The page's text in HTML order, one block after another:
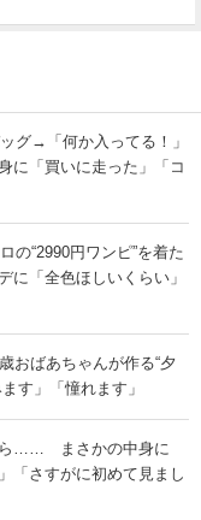
グ→「何か入ってる！」
「買いに走った」「コ
の“2990円ワンピ”を着た
「全色ほしいくらい」
おばあちゃんが作る“夕
す」「憧れます」
ら…… まさかの中身に
「さすがに初めて見まし